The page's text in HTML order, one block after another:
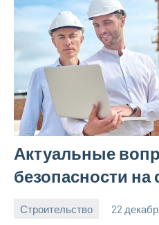
Актуальные
безопасности на
Строительство 22
svargroup_ru